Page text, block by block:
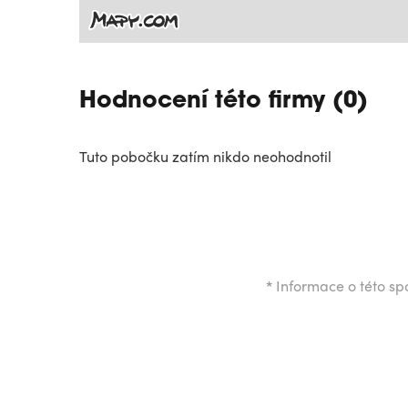
Hodnocení této firmy (0)
Tuto pobočku zatím nikdo neohodnotil
* Informace o této